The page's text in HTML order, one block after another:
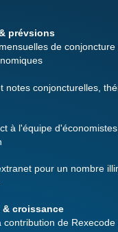
prévsions
de conjoncture
notes conjoncturelles,
à l'équipe
pour un nombre
croissance
contribution de